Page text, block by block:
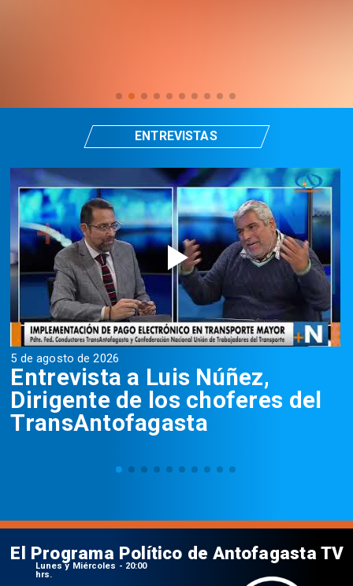
5 de agosto de 2026
Entrevista a Luis Núñez,
Dirigente de los choferes del
TransAntofagasta
ENTREVISTAS
El Programa Político de Antofagasta TV
Lunes y Miércoles - 20:00
hrs.